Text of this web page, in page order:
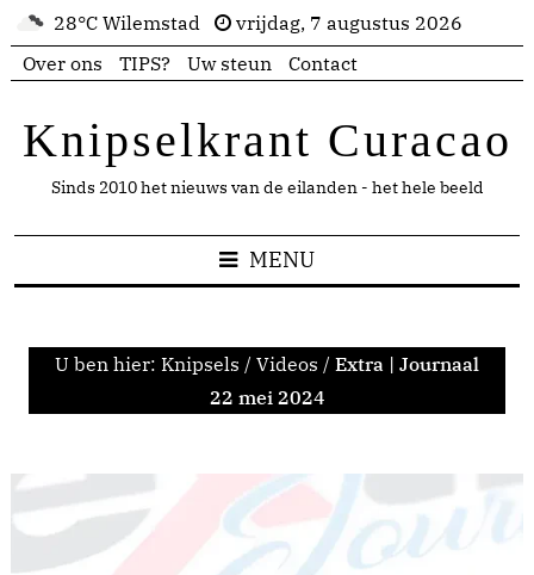
28°C Wilemstad
vrijdag, 7 augustus 2026
Over ons
TIPS? Uw steun Contact
Knipselkrant Curacao
Sinds 2010 het nieuws van de eilanden - het hele beeld
MENU
U ben hier: Knipsels / Videos / Extra | Journaal
22 mei 2024